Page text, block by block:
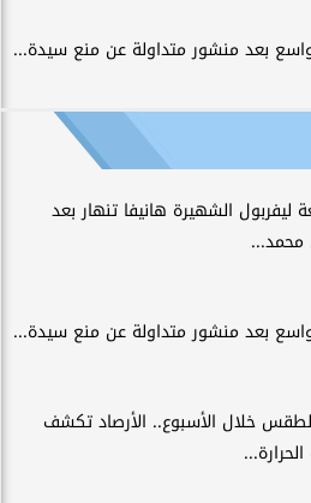
بعد منشور متداولة عن منع سيدة...
الشهيرة هانيفا تنهار بعد
محمد...
بعد منشور متداولة عن منع سيدة...
خلال الأسبوع.. الأرصاد تكشف